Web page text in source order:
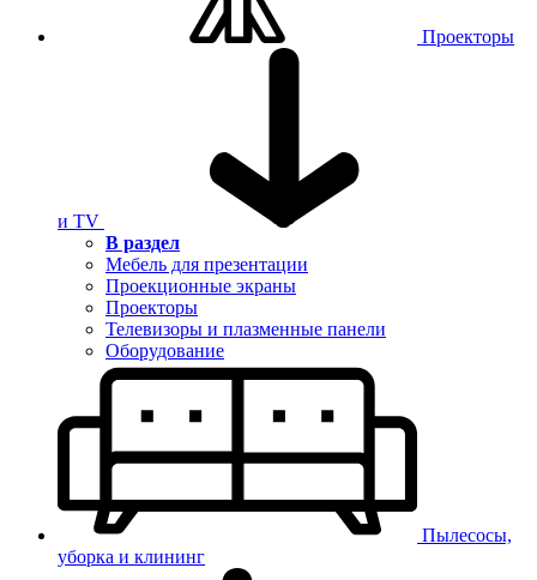
Проекторы
и TV
В раздел
Мебель для презентации
Проекционные экраны
Проекторы
Телевизоры и плазменные панели
Оборудование
Пылесосы,
уборка и клининг